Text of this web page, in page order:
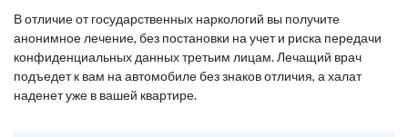
В отличие от государственных наркологий вы получите
анонимное лечение, без постановки на учет и риска передачи
конфиденциальных данных третьим лицам. Лечащий врач
подъедет к вам на автомобиле без знаков отличия, а халат
наденет уже в вашей квартире.